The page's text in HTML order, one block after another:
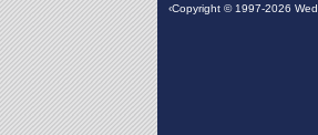
‹Copyright © 1997-2026